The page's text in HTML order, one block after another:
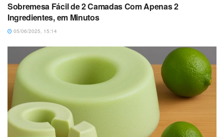
Sobremesa Fácil de 2 Camadas Com Apenas 2
Ingredientes, em Minutos
05/06/2025, 15:14